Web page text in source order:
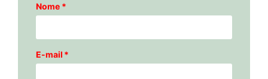
Nome *
E-mail *